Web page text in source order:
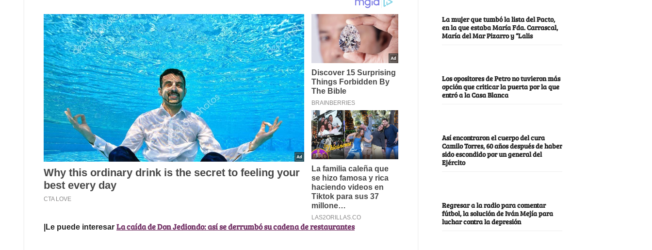
|Le puede interesar La caída de Don Jediondo: así se derrumbó su cadena de restaurantes
La mujer que tumbó la lista del Pacto,
en la que estaba María Fda. Carrascal,
María del Mar Pizarro y “Lalis
Los opositores de Petro no tuvieron más
opción que criticar la puerta por la que
entró a la Casa Blanca
Así encontraron el cuerpo del cura
Camilo Torres, 60 años después de haber
sido escondido por un general del
Ejército
Regresar a la radio para comentar
fútbol, la solución de Iván Mejía para
luchar contra la depresión